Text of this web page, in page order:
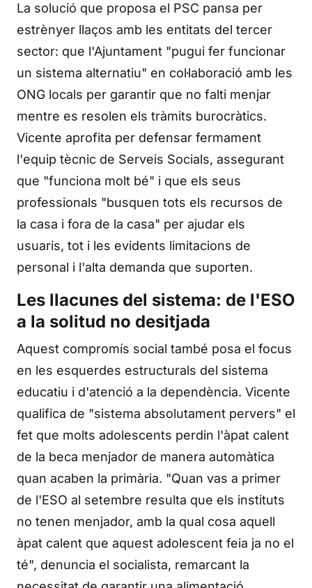
La solució que proposa el PSC pansa per
estrènyer llaços amb les entitats del tercer
sector: que l'Ajuntament "pugui fer funcionar
un sistema alternatiu" en col·laboració amb les
ONG locals per garantir que no falti menjar
mentre es resolen els tràmits burocràtics.
Vicente aprofita per defensar fermament
l'equip tècnic de Serveis Socials, assegurant
que "funciona molt bé" i que els seus
professionals "busquen tots els recursos de
la casa i fora de la casa" per ajudar els
usuaris, tot i les evidents limitacions de
personal i l'alta demanda que suporten.
Les llacunes del sistema: de l'ESO
a la solitud no desitjada
Aquest compromís social també posa el focus
en les esquerdes estructurals del sistema
educatiu i d'atenció a la dependència. Vicente
qualifica de "sistema absolutament pervers" el
fet que molts adolescents perdin l'àpat calent
de la beca menjador de manera automàtica
quan acaben la primària. "Quan vas a primer
de l'ESO al setembre resulta que els instituts
no tenen menjador, amb la qual cosa aquell
àpat calent que aquest adolescent feia ja no el
té", denuncia el socialista, remarcant la